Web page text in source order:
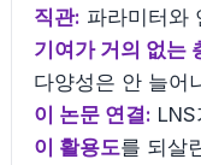
직관: 파라미터와
기여가 거의 없는
다양성은 안 늘어
이 논문 연결:
이 활용도를 되살